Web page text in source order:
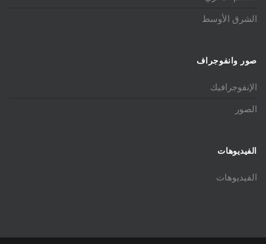
الشرق الأوسط
صور وانفوجراف
الإنفوجرافيك
الصور
الفيديوهات
الفيديوهات